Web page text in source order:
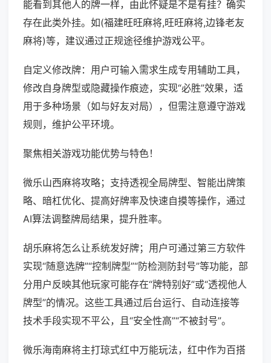
能看到其他人的牌一样，由此怀疑是不是有挂？确实
存在此类外挂。如(福建旺旺麻将,旺旺麻将,边锋老友
麻将)等，建议通过正规途径维护游戏公平。
自定义修改牌：用户可输入需求生成专用辅助工具，
修改自身牌型或隐藏操作痕迹，实现“必胜”效果，适
用于多种场景（如与好友对局），但需注意遵守游戏
规则，维护公平环境。
聚焦相关游戏功能优势与特色！
微乐山西麻将攻略；支持透视全局牌型、智能出牌策
略、暗杠优化、提高好牌率及快速自摸等操作，通过
AI算法调整牌局结果，提升胜率。
胡乐麻将怎么让系统发好牌；用户可通过第三方软件
实现“随意选牌”“控制牌型”“防检测防封号”等功能，部
分用户反映其他玩家可能存在“牌特别好”或“透视他人
牌型”的情况。这些工具通过后台运行、自动连接等
技术手段实现不平公，且“安全性高”“不被封号”。
微乐海南麻将主打琼式红中万能玩法，红中作为百搭